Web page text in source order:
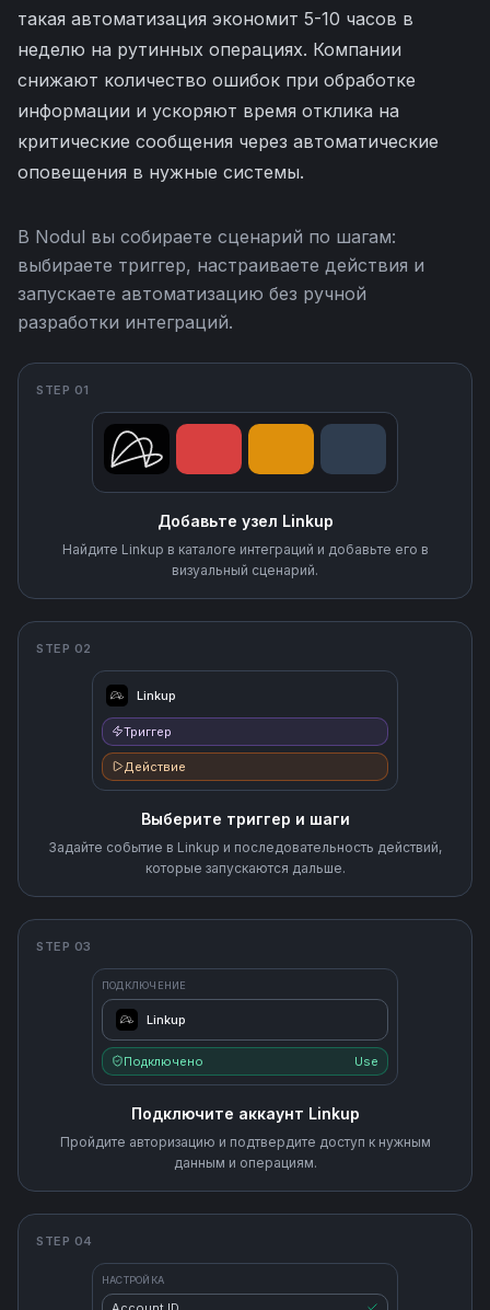
такая автоматизация экономит 5-10 часов в
неделю на рутинных операциях. Компании
снижают количество ошибок при обработке
информации и ускоряют время отклика на
критические сообщения через автоматические
оповещения в нужные системы.
В Nodul вы собираете сценарий по шагам:
выбираете триггер, настраиваете действия и
запускаете автоматизацию без ручной
разработки интеграций.
STEP 01
Добавьте узел Linkup
Найдите Linkup в каталоге интеграций и добавьте его в
визуальный сценарий.
STEP 02
Linkup
Триггер
Действие
Выберите триггер и шаги
Задайте событие в Linkup и последовательность действий,
которые запускаются дальше.
STEP 03
ПОДКЛЮЧЕНИЕ
Linkup
Подключено Use
Подключите аккаунт Linkup
Пройдите авторизацию и подтвердите доступ к нужным
данным и операциям.
STEP 04
НАСТРОЙКА